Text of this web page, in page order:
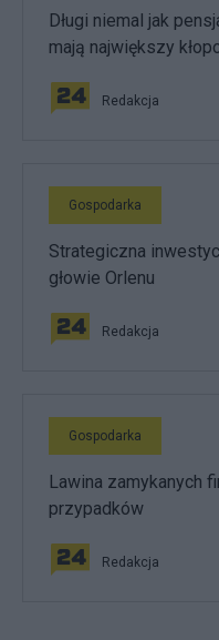
Długi niemal jak
mają największy
Redakcja
Gospodarka
Strategiczna
głowie Orlenu
Redakcja
Gospodarka
Lawina zamykanych
przypadków
Redakcja